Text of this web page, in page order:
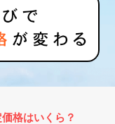
格はいくら？